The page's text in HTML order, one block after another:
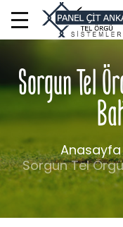
Sorgun Tel
Anasayfa
Sorgun Tel